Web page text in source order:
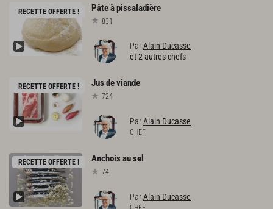
RECETTE OFFERTE ! Pâteàpissaladière
831
ParAlain Ducasse
et 2 autres chefs
RECETTE OFFERTE ! Jusdeviande
724
ParAlain Ducasse
CHEF
RECETTE OFFERTE ! Anchoisausel
74
ParAlain Ducasse